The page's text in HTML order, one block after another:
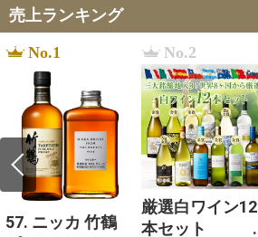
売上ランキング
No.1
57. ニッカ 竹鶴
No.2
厳選白ワイン12
本セット